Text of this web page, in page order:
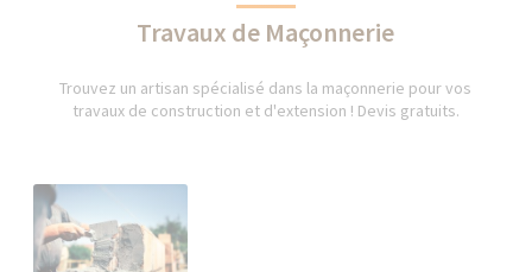
Travaux de Maçonnerie
Trouvez un artisan spécialisé dans la maçonnerie pour vos
travaux de construction et d'extension ! Devis gratuits.